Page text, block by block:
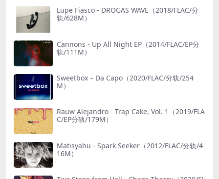
Lupe Fiasco - DROGAS WAVE（2018/FLAC/分
轨/628M）
Cannons - Up All Night EP（2014/FLAC/EP分
轨/111M）
Sweetbox – Da Capo（2020/FLAC/分轨/254
M）
Rauw Alejandro - Trap Cake, Vol. 1（2019/FLA
C/EP分轨/179M）
Matisyahu - Spark Seeker（2012/FLAC/分轨/4
16M）